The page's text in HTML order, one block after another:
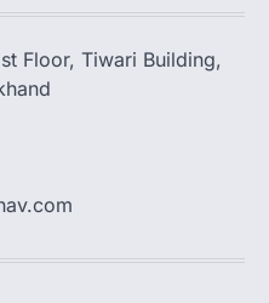
Floor, Tiwari Building,